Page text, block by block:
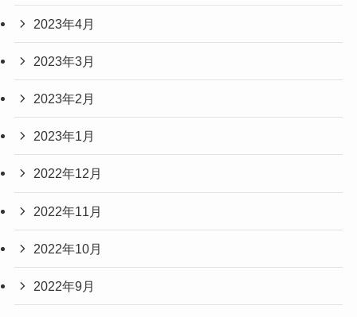
2023年4月
2023年3月
2023年2月
2023年1月
2022年12月
2022年11月
2022年10月
2022年9月